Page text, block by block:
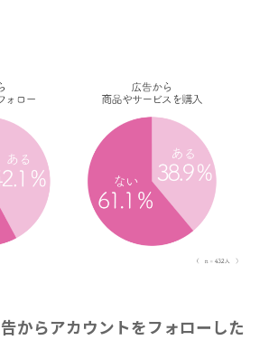
からアカウントをフォローした